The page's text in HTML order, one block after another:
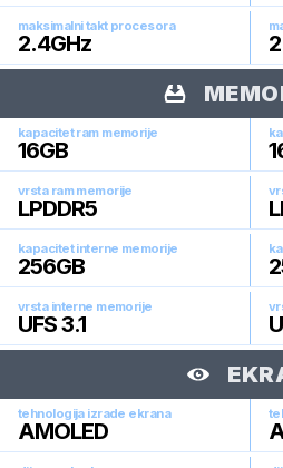
maksimalni takt procesora
2.4GHz
kapacitet ram memorije
16GB
vrsta ram memorije
LPDDR5
kapacitet interne memorije
256GB
vrsta interne memorije
UFS 3.1
tehnologija izrade ekrana
AMOLED